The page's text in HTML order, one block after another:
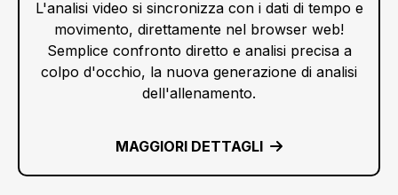
L'analisi video si sincronizza con i dati di tempo e
movimento, direttamente nel browser web!
Semplice confronto diretto e analisi precisa a
colpo d'occhio, la nuova generazione di analisi
dell'allenamento.
MAGGIORI DETTAGLI